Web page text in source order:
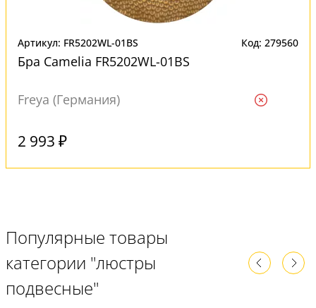
Артикул: FR5202WL-01BS Код: 279560
Бра Camelia FR5202WL-01BS
Freya (Германия)
2 993 ₽
Популярные товары
категории "люстры
подвесные"